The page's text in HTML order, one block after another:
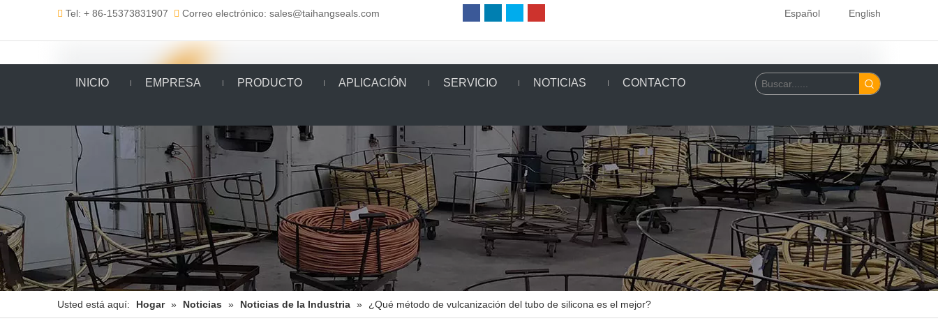
 Tel: + 86-15373831907  Correo electrónico: sales@taihangseals.com Español English
INICIO EMPRESA PRODUCTO APLICACIÓN SERVICIO NOTICIAS CONTACTO
Usted está aquí: Hogar » Noticias » Noticias de la Industria » ¿Qué método de vulcanización del tubo de silicona es el mejor?